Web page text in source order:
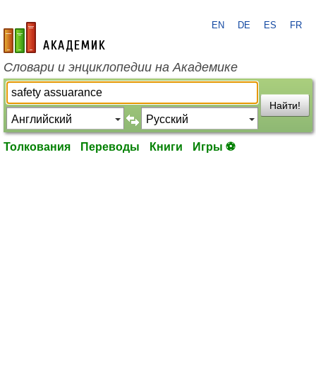
academic.ru
EN DE ES FR
Словари и энциклопедии на Академике
Найти!
Толкования Переводы Книги Игры ⚽